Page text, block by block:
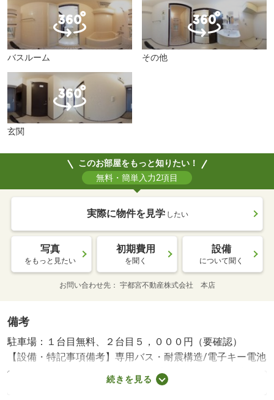
バスルーム その他
玄関
このお部屋をもっと知りたい！
無料・簡単入力2項目
実際に物件を見学 したい
写真
をもっと見たい
初期費用
を聞く
設備
について聞く
お問い合わせ先 宇都宮不動産株式会社 本店
備考
駐車場：１台目無料、２台目５，０００円（要確認）
【設備・特記事項備考】専用バス・耐震構造/電子キー電池
代 2200円/ReloRent24 1000円/賃貸戸数:88戸/管理人勤務
続きを見る